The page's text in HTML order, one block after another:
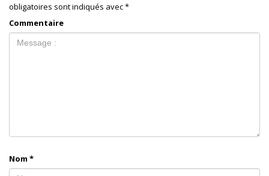
obligatoires sont indiqués avec*
Commentaire
Nom *